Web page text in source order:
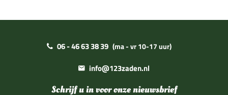
06 - 46 63 38 39 (ma - vr 10-17 uur)
info@123zaden.nl
Schrijf u in voor onze nieuwsbrief